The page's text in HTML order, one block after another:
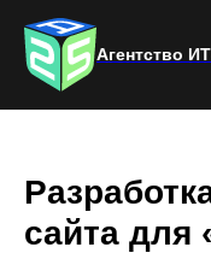
Агентство
сайта для